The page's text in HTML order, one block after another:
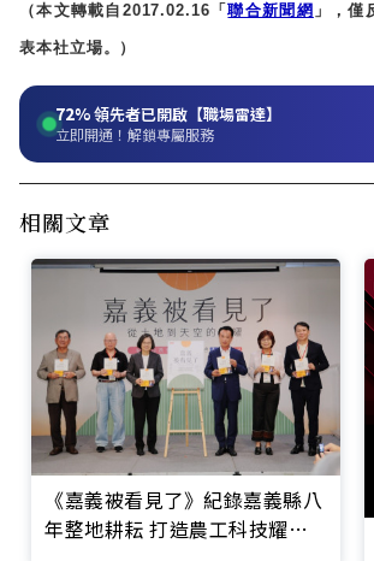
（本文轉載自2017.02.16「聯合新聞網 」，僅
表本社立場。）
72%領先者已開啟【職場雷達】
立即開通！解鎖專屬服務
相關文章
《嘉義被看見了》紀錄嘉義縣八
年整地耕耘 打造農工科技耀眼